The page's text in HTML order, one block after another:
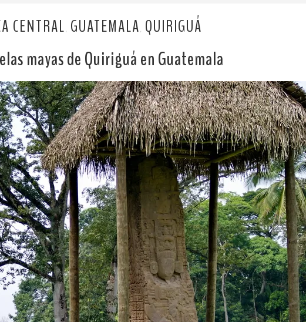
CENTRAL GUATEMALA QUIRIGUÁ
mayas de Quiriguá en Guatemala